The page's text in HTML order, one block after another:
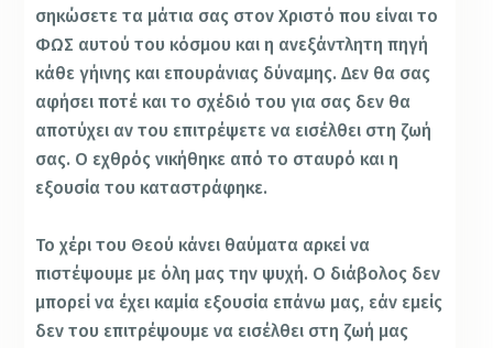
σηκώσετε τα μάτια σας στον Χριστό που είναι το
ΦΩΣ αυτού του κόσμου και η ανεξάντλητη πηγή
κάθε γήινης και επουράνιας δύναμης. Δεν θα σας
αφήσει ποτέ και το σχέδιό του για σας δεν θα
αποτύχει αν του επιτρέψετε να εισέλθει στη ζωή
σας. Ο εχθρός νικήθηκε από το σταυρό και η
εξουσία του καταστράφηκε.
Το χέρι του Θεού κάνει θαύματα αρκεί να
πιστέψουμε με όλη μας την ψυχή. Ο διάβολος δεν
μπορεί να έχει καμία εξουσία επάνω μας, εάν εμείς
δεν του επιτρέψουμε να εισέλθει στη ζωή μας